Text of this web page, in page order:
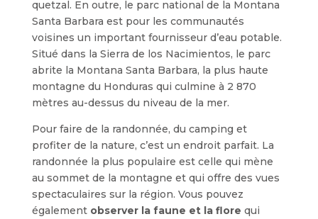
quetzal. En outre, le parc national de la Montana
Santa Barbara est pour les communautés
voisines un important fournisseur d’eau potable.
Situé dans la Sierra de los Nacimientos, le parc
abrite la Montana Santa Barbara, la plus haute
montagne du Honduras qui culmine à 2 870
mètres au-dessus du niveau de la mer.
Pour faire de la randonnée, du camping et
profiter de la nature, c’est un endroit parfait. La
randonnée la plus populaire est celle qui mène
au sommet de la montagne et qui offre des vues
spectaculaires sur la région. Vous pouvez
également observer la faune et la flore qui